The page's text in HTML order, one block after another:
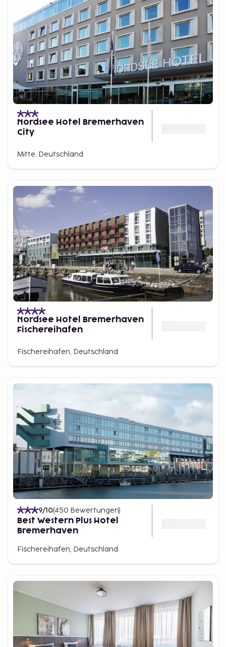
Nordsee Hotel Bremerhaven
City
Mitte, Deutschland
Nordsee Hotel Bremerhaven
Fischereihafen
Fischereihafen, Deutschland
9/10(450 Bewertungen)
Best Western Plus Hotel
Bremerhaven
Fischereihafen, Deutschland